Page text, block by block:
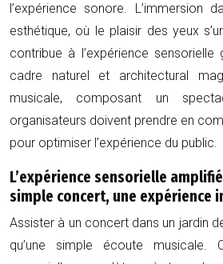
l’expérience sonore. L’immersion
esthétique, où le plaisir des yeux
contribue à l’expérience
cadre naturel et architectural
musicale, composant un
organisateurs doivent prendre en
pour optimiser l’expérience du public.
L’expérience sensorielle
simple concert, une expérience
Assister à un concert dans un jardin
qu’une simple écoute musicale.